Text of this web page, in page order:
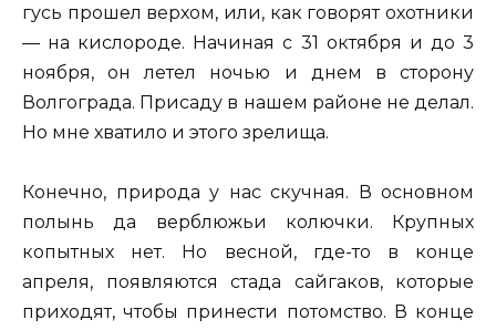
гусь прошел верхом, или, как говорят охотники
— на кислороде. Начиная с 31 октября и до 3
ноября, он летел ночью и днем в сторону
Волгограда. Присаду в нашем районе не делал.
Но мне хватило и этого зрелища.
Конечно, природа у нас скучная. В основном
полынь да верблюжьи колючки. Крупных
копытных нет. Но весной, где-то в конце
апреля, появляются стада сайгаков, которые
приходят, чтобы принести потомство. В конце